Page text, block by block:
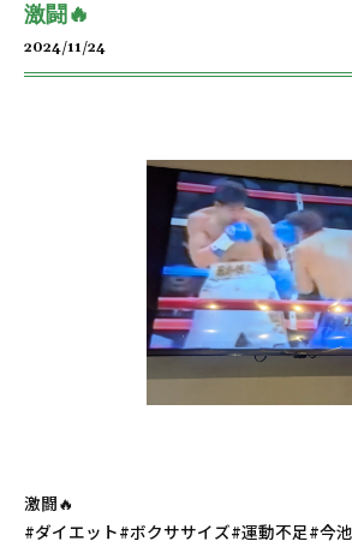
激闘🔥
2024/11/24
激闘🔥
#ダイエット#ボクササイズ#運動不足#今